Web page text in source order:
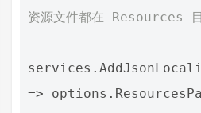
资源文件都在 Resources
services .
=>
options .